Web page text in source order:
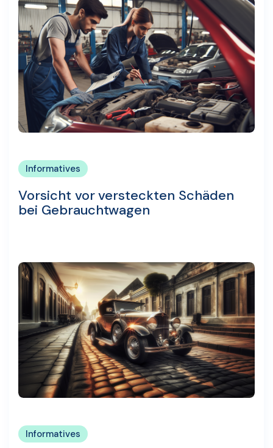
Informatives
Vorsicht vor versteckten Schäden
bei Gebrauchtwagen
Informatives